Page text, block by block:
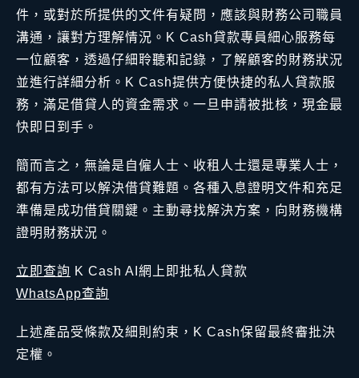
件，或對於所提供的文件有疑問，應該與財務公司職員
溝通，讓對方理解情況。K Cash貸款專員細心服務每
一位顧客，透過仔細聆聽和記錄，了解顧客的財務狀況
並進行詳細分析。K Cash提供方便快捷的私人貸款服
務，滿足借貸人的資金需求。一旦申請被批核，現金最
快即日到手。
簡而言之，無論是自僱人士、收租人士還是專業人士，
都有方法可以解決借貸難題。各種入息證明文件和充足
準備是成功借貸關鍵。主動尋找解決方案，向財務機構
證明財務狀況。
立即查詢 K Cash AI網上即批私人貸款
WhatsApp查詢
上述產品受條款及細則約束，K Cash保留最終審批決
定權。